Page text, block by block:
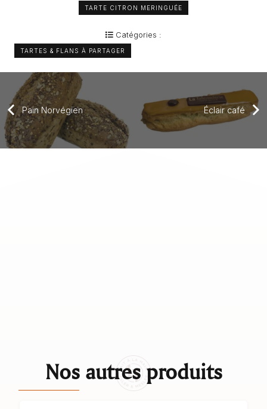
TARTE CITRON MERINGUÉE
Catégories :
TARTES & FLANS À PARTAGER
Pain Norvégien Éclair café
Nos autres produits